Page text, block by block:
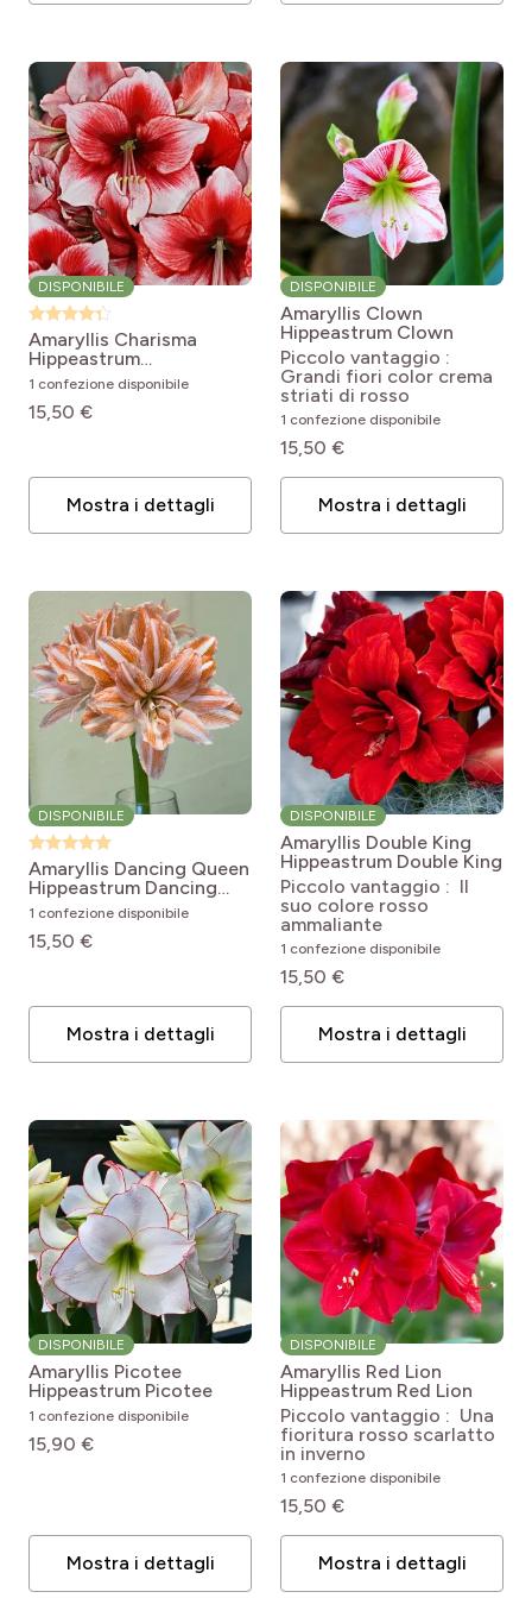
DISPONIBILE
Amaryllis Charisma
Hippeastrum
Hippeastrum charisma
1 confezione disponibile
15,50 €
Mostra i dettagli
DISPONIBILE
Amaryllis Clown
Hippeastrum Clown
Piccolo vantaggio :
Grandi fiori color crema
striati di rosso
1 confezione disponibile
15,50 €
Mostra i dettagli
DISPONIBILE
Amaryllis Dancing Queen
Hippeastrum Dancing
Queen
1 confezione disponibile
15,50 €
Mostra i dettagli
DISPONIBILE
Amaryllis Double King
Hippeastrum Double King
Piccolo vantaggio : Il
suo colore rosso
ammaliante
1 confezione disponibile
15,50 €
Mostra i dettagli
DISPONIBILE
Amaryllis Picotee
Hippeastrum Picotee
1 confezione disponibile
15,90 €
Mostra i dettagli
DISPONIBILE
Amaryllis Red Lion
Hippeastrum Red Lion
Piccolo vantaggio : Una
fioritura rosso scarlatto
in inverno
1 confezione disponibile
15,50 €
Mostra i dettagli